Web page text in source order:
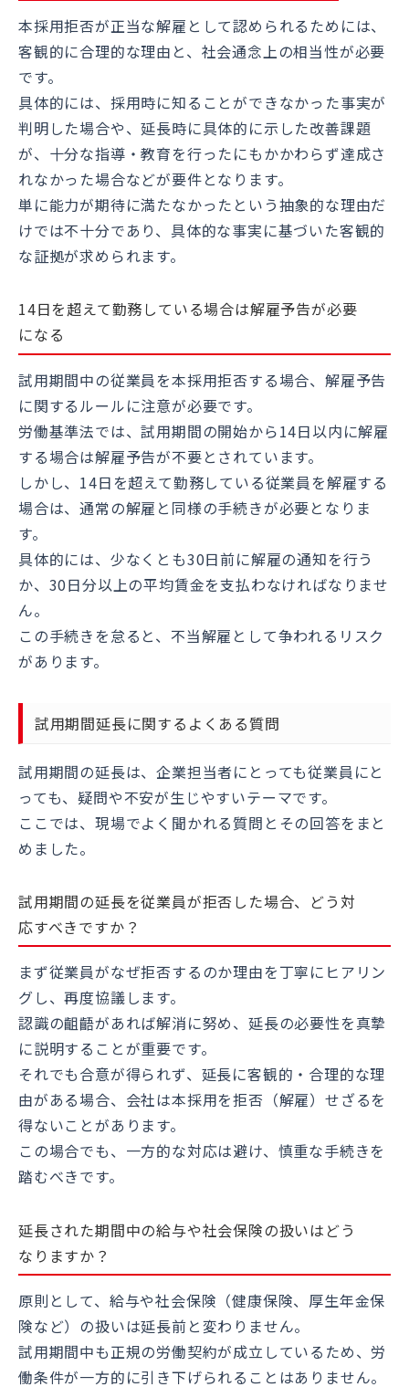
本採用拒否が正当な解雇として認められるためには、
客観的に合理的な理由と、社会通念上の相当性が必要
です。
具体的には、採用時に知ることができなかった事実が
判明した場合や、延長時に具体的に示した改善課題
が、十分な指導・教育を行ったにもかかわらず達成さ
れなかった場合などが要件となります。
単に能力が期待に満たなかったという抽象的な理由だ
けでは不十分であり、具体的な事実に基づいた客観的
な証拠が求められます。
14日を超えて勤務している場合は解雇予告が必要
になる
試用期間中の従業員を本採用拒否する場合、解雇予告
に関するルールに注意が必要です。
労働基準法では、試用期間の開始から14日以内に解雇
する場合は解雇予告が不要とされています。
しかし、14日を超えて勤務している従業員を解雇する
場合は、通常の解雇と同様の手続きが必要となりま
す。
具体的には、少なくとも30日前に解雇の通知を行う
か、30日分以上の平均賃金を支払わなければなりませ
ん。
この手続きを怠ると、不当解雇として争われるリスク
があります。
試用期間延長に関するよくある質問
試用期間の延長は、企業担当者にとっても従業員にと
っても、疑問や不安が生じやすいテーマです。
ここでは、現場でよく聞かれる質問とその回答をまと
めました。
試用期間の延長を従業員が拒否した場合、どう対
応すべきですか？
まず従業員がなぜ拒否するのか理由を丁寧にヒアリン
グし、再度協議します。
認識の齟齬があれば解消に努め、延長の必要性を真摯
に説明することが重要です。
それでも合意が得られず、延長に客観的・合理的な理
由がある場合、会社は本採用を拒否（解雇）せざるを
得ないことがあります。
この場合でも、一方的な対応は避け、慎重な手続きを
踏むべきです。
延長された期間中の給与や社会保険の扱いはどう
なりますか？
原則として、給与や社会保険（健康保険、厚生年金保
険など）の扱いは延長前と変わりません。
試用期間中も正規の労働契約が成立しているため、労
働条件が一方的に引き下げられることはありません。